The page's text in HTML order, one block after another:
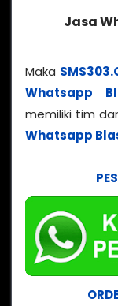
Jasa
Maka
Whatsapp
memiliki tim
Whatsapp